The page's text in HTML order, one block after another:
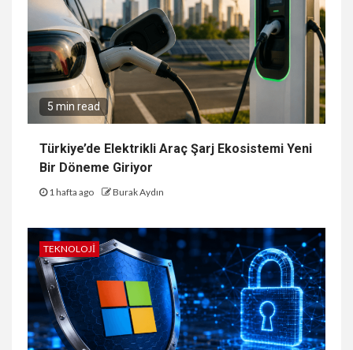
5 min read
Türkiye’de Elektrikli Araç Şarj Ekosistemi Yeni
Bir Döneme Giriyor
1 hafta ago Burak Aydın
TEKNOLOJI